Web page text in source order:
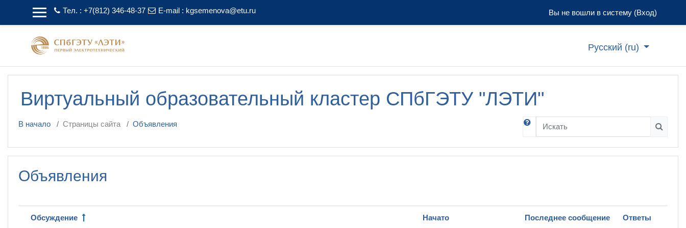
Тел. : +7(812) 346-48-37 E-mail : kgsemenova@etu.ru Вы не вошли в систему (Вход)
Русский ‎(ru)‎
Виртуальный образовательный кластер СПбГЭТУ "ЛЭТИ"
В начало Страницы сайта
Объявления
Объявления
Обсуждение Начато Последнее сообщение
Ответы